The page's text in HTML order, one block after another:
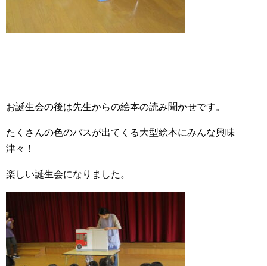
お誕生会の後は先生からの絵本の読み聞かせです。
たくさんの色のバスが出てくる大型絵本にみんな興味
津々！
楽しい誕生会になりました。